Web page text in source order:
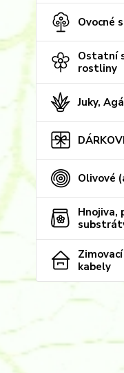
Ovocné
Ostatní
rostliny
Juky,
Olivové
Hnojiva,
kabely